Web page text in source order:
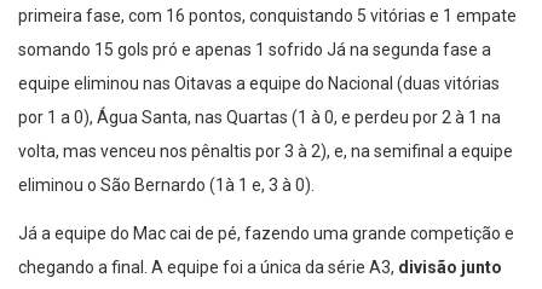
primeira fase, com 16 pontos, conquistando 5 vitórias e 1 empate
somando 15 gols pró e apenas 1 sofrido Já na segunda fase a
equipe eliminou nas Oitavas a equipe do Nacional (duas vitórias
por 1 a 0), Água Santa, nas Quartas (1 à 0, e perdeu por 2 à 1 na
volta, mas venceu nos pênaltis por 3 à 2), e, na semifinal a equipe
eliminou o São Bernardo (1à 1 e, 3 à 0).
Já a equipe do Mac cai de pé, fazendo uma grande competição e
chegando a final. A equipe foi a única da série A3, divisão junto